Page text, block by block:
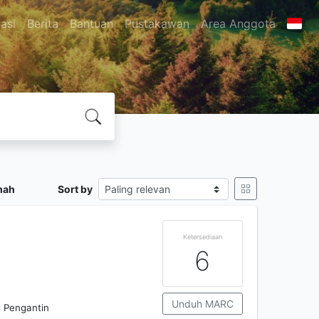
Berita Bantuan Pustakawan Area Anggota
Sort by
Ketersediaan
6
Unduh MARC